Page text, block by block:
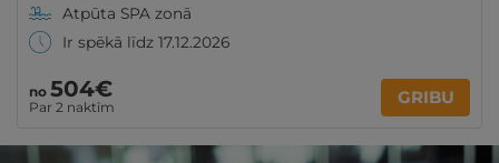
Atpūta SPA zonā
Ir spēkā līdz 17.12.2026
no 504€
Par 2 naktīm GRIBU